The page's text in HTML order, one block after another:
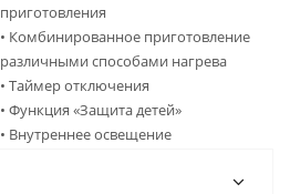
приготовления
• Комбинированное приготовление
различными способами нагрева
• Таймер отключения
• Функция «Защита детей»
• Внутреннее освещение